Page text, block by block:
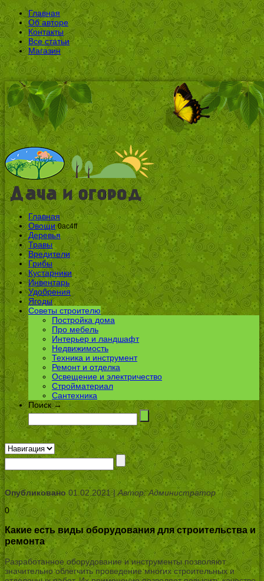
Главная
Об авторе
Контакты
Все статьи
Магазин
Главная
Овощи 0ac4ff
Деревья
Травы
Вредители
Грибы
Кустарники
Инвентарь
Удобрения
Ягоды
Советы строителю
Постройка дома
Про мебель
Интерьер и ландшафт
Недвижимость
Техника и инструмент
Ремонт и отделка
Освещение и электричество
Стройматериал
Сантехника
Поиск →
Опубликовано01.02.2021 |Автор: Администратор
0
Какие есть виды оборудования для строительства и
ремонта
Разработанное оборудование и инструменты позволяют
значительно облегчить проведение многих строительных и